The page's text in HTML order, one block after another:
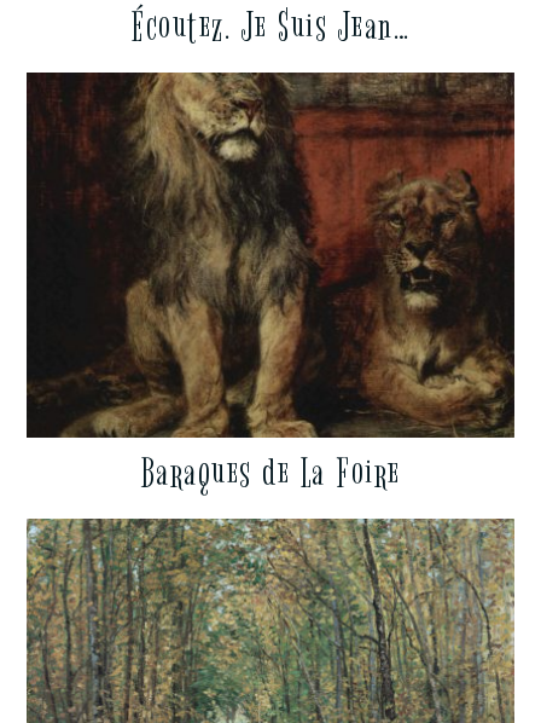
Écoutez. Je Suis Jean…
Baraques de La Foire